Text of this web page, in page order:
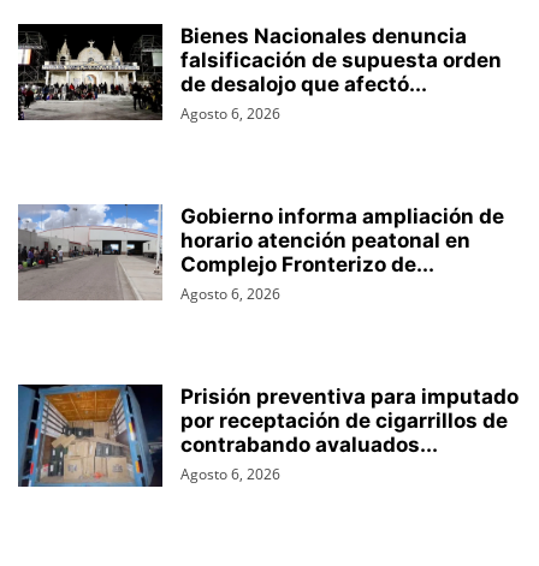
Bienes Nacionales denuncia
falsificación de supuesta orden
de desalojo que afectó...
Agosto 6, 2026
Gobierno informa ampliación de
horario atención peatonal en
Complejo Fronterizo de...
Agosto 6, 2026
Prisión preventiva para imputado
por receptación de cigarrillos de
contrabando avaluados...
Agosto 6, 2026